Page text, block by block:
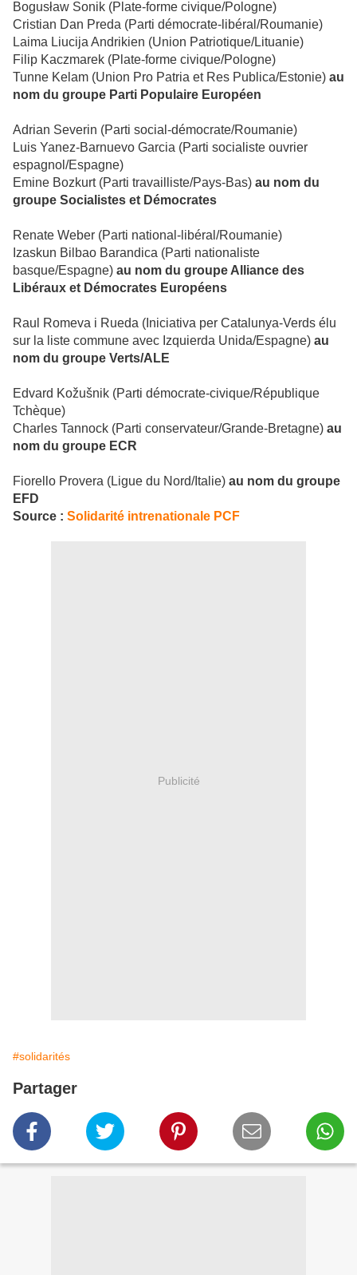
Bogusław Sonik (Plate-forme civique/Pologne)
Cristian Dan Preda (Parti démocrate-libéral/Roumanie)
Laima Liucija Andrikien (Union Patriotique/Lituanie)
Filip Kaczmarek (Plate-forme civique/Pologne)
Tunne Kelam (Union Pro Patria et Res Publica/Estonie) au
nom du groupe Parti Populaire Européen
Adrian Severin (Parti social-démocrate/Roumanie)
Luis Yanez-Barnuevo Garcia (Parti socialiste ouvrier
espagnol/Espagne)
Emine Bozkurt (Parti travailliste/Pays-Bas) au nom du
groupe Socialistes et Démocrates
Renate Weber (Parti national-libéral/Roumanie)
Izaskun Bilbao Barandica (Parti nationaliste
basque/Espagne) au nom du groupe Alliance des
Libéraux et Démocrates Européens
Raul Romeva i Rueda (Iniciativa per Catalunya-Verds élu
sur la liste commune avec Izquierda Unida/Espagne) au
nom du groupe Verts/ALE
Edvard Kožušnik (Parti démocrate-civique/République
Tchèque)
Charles Tannock (Parti conservateur/Grande-Bretagne) au
nom du groupe ECR
Fiorello Provera (Ligue du Nord/Italie) au nom du groupe
EFD
Source : Solidarité intrenationale PCF
Publicité
#solidarités
Partager